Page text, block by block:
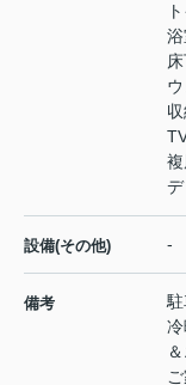
設備(その他) -
備考